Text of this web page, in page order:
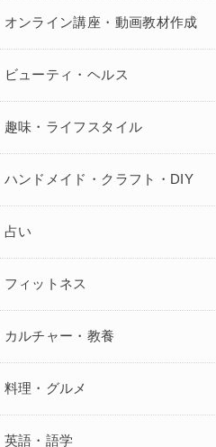
オンライン講座・動画教材作成
ビューティ・ヘルス
趣味・ライフスタイル
ハンドメイド・クラフト・DIY
占い
フィットネス
カルチャー・教養
料理・グルメ
英語・語学